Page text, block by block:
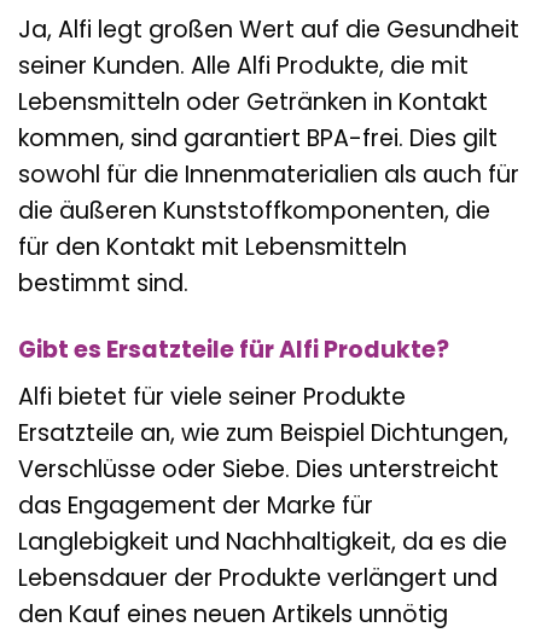
Ja, Alfi legt großen Wert auf die Gesundheit
seiner Kunden. Alle Alfi Produkte, die mit
Lebensmitteln oder Getränken in Kontakt
kommen, sind garantiert BPA-frei. Dies gilt
sowohl für die Innenmaterialien als auch für
die äußeren Kunststoffkomponenten, die
für den Kontakt mit Lebensmitteln
bestimmt sind.
Gibt es Ersatzteile für Alfi Produkte?
Alfi bietet für viele seiner Produkte
Ersatzteile an, wie zum Beispiel Dichtungen,
Verschlüsse oder Siebe. Dies unterstreicht
das Engagement der Marke für
Langlebigkeit und Nachhaltigkeit, da es die
Lebensdauer der Produkte verlängert und
den Kauf eines neuen Artikels unnötig